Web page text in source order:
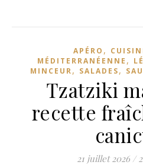
APÉRO ,
MÉDITERRANÉENNE ,
MINCEUR, SALADES,
Tzatziki
recette
21 juillet 2026 /